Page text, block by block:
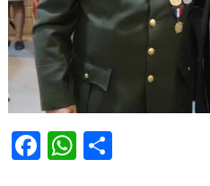
Facebook
WhatsApp
Share